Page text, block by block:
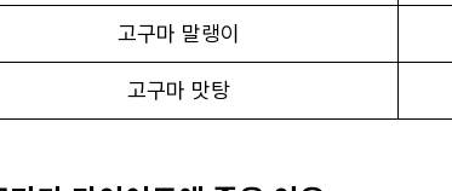
고구마 말랭이
고구마 맛탕